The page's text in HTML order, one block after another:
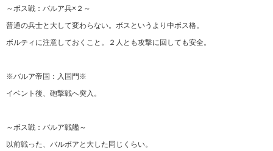
～ボス戦：バルア兵×２～
普通の兵士と大して変わらない。ボスというより中ボス格。
ボルティに注意しておくこと。２人とも攻撃に回しても安全。
※バルア帝国：入国門※
イベント後、砲撃戦へ突入。
～ボス戦：バルア戦艦～
以前戦った、バルボアと大した同じくらい。